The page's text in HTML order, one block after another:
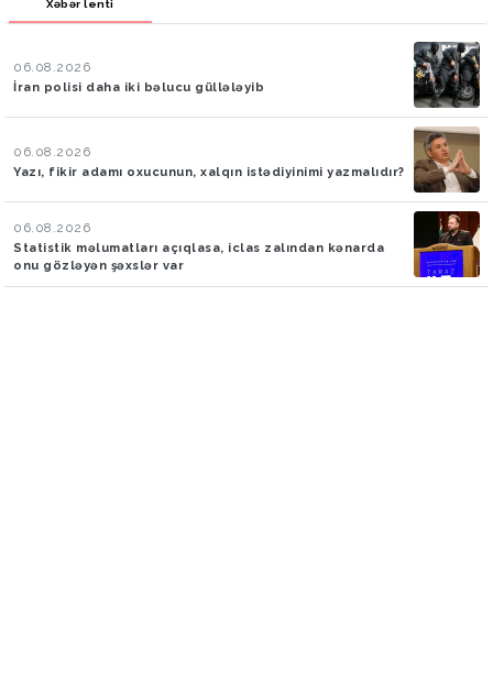
Xəbər lenti
06.08.2026
İran polisi daha iki bəlucu güllələyib
06.08.2026
Yazı, fikir adamı oxucunun, xalqın istədiyinimi yazmalıdır?
06.08.2026
Statistik məlumatları açıqlasa, iclas zalından kənarda
onu gözləyən şəxslər var